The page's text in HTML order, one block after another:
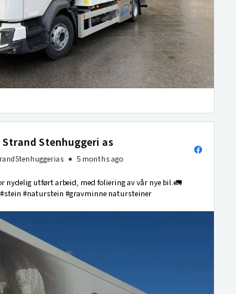
Strand Stenhuggeri as
5 months ago
nydelig utført arbeid, med foliering av vår nye bil.🚛
#naturstein #gravminne natursteiner